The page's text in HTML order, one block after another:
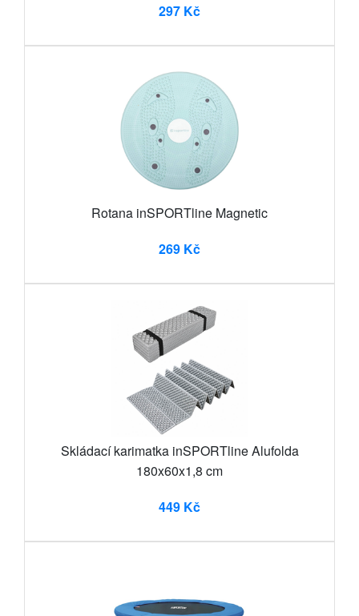
297 Kč
Rotana inSPORTline Magnetic
269 Kč
Skládací karimatka inSPORTline Alufolda
180x60x1,8 cm
449 Kč